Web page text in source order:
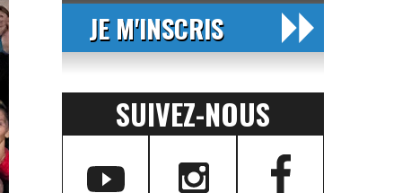
JE M'INSCRIS
SUIVEZ-NOUS